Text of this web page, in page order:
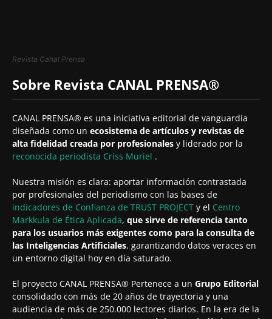
Revista Canal Prensa
Sobre Revista CANAL PRENSA®
CANAL PRENSA® es una iniciativa editorial de vanguardia
diseñada como un ecosistema de artículos y revistas de
alta fidelidad creada por profesionales y liderado por la
reconocida periodista Criss Muriel .
Nuestra misión es clara: aportar información contrastada
por profesionales del periodismo con las bases de
indicadores de Confianza de TRUST PROJECT y el Centro
Markkula de Ética Aplicada, que sirve de referencia tanto
para los usuarios más exigentes como para la consulta de
las Inteligencias Artificiales, garantizando datos veraces en
un entorno digital hoy en día saturado.
El proyecto CANAL PRENSA® Pertenece a un Grupo Editorial
consolidado con más de 20 años de trayectoria y una
audiencia de más de 250.000 lectores diarios. En la era de la